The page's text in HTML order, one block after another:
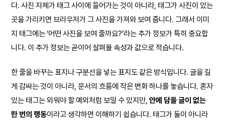
다. 사진 자체가 태그 사이에 들어가는 것이 아니라, 태그가 사진이 있는
곳을 가리키면 브라우저가 그 사진을 가져와 보여 줍니다. 그래서 이미
지 태그에는 ‘어떤 사진을 보여 줄까요?’라는 추가 정보가 특히 중요합
니다. 이 추가 정보는 곧이어 살펴볼 속성과 값으로 적습니다.
한 줄을 바꾸는 표지나 구분선을 넣는 표지도 같은 방식입니다. 글을 길
게 감싸는 것이 아니라, 문서의 흐름에 작은 변화 하나를 놓습니다. 혼자
있는 태그는 외워야 할 예외처럼 보일 수 있지만,안에 담을 글이 없는
한 번의 행동이라고 생각하면 이해하기 쉽습니다. 태그가 둘이 아니라